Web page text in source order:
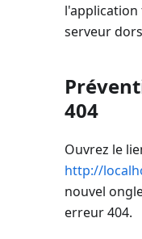
serveur
404
Ouvrez le
http://
nouvel
erreur 404.